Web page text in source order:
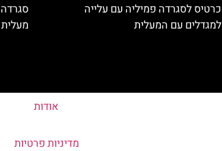
כרטיס לסגרדה פמיליה עם עלייה
למגדלים עם המעלית
אודות
מדיניות פרטיות